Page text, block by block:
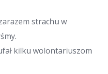
strachu w
kilku wolontariuszom